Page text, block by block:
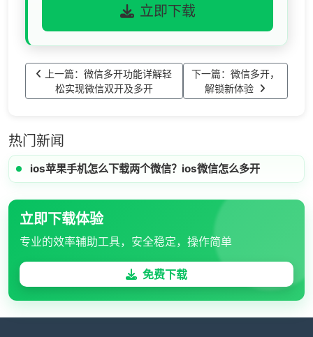
立即下载
上一篇：微信多开功能详解轻
松实现微信双开及多开
下一篇：微信多开，
解锁新体验
热门新闻
ios苹果手机怎么下载两个微信？ios微信怎么多开
立即下载体验
专业的效率辅助工具，安全稳定，操作简单
免费下载